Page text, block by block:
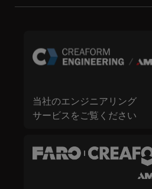
当社のエンジニアリング
サービスをご覧ください